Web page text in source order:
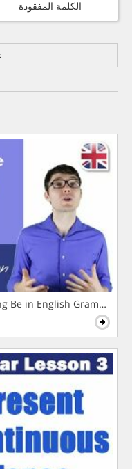
الكلمة المفقودة
Be in English Grammar